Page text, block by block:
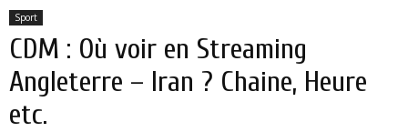
Sport
CDM : Où voir en Streaming
Angleterre – Iran ? Chaine, Heure
etc.